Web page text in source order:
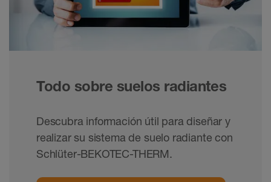
Todo sobre suelos radiantes
Descubra información útil para diseñar y
realizar su sistema de suelo radiante con
Schlüter-BEKOTEC-THERM.